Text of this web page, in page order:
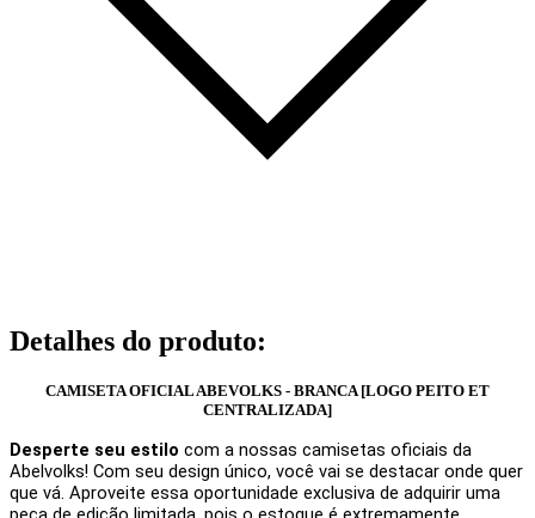
Detalhes do produto:
CAMISETA OFICIAL ABEVOLKS - BRANCA [LOGO PEITO ET
CENTRALIZADA]
Desperte seu estilo com a nossas camisetas oficiais da
Abelvolks! Com seu design único, você vai se destacar onde quer
que vá. Aproveite essa oportunidade exclusiva de adquirir uma